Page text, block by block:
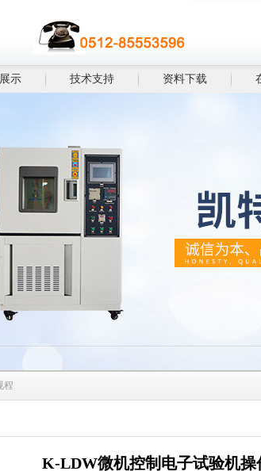
示 技术支持 资料下载
程
K-LDW微机控制电子试验机操